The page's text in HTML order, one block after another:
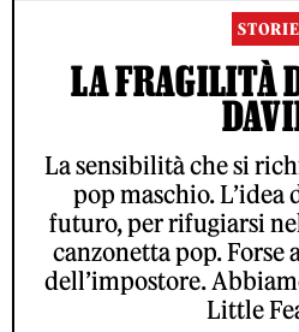
STORIE
LA FRAGILITÀ
La sensibilità che si
pop maschio. L’idea
futuro, per rifugiarsi
canzonetta pop. Forse
dell’impostore.
Little